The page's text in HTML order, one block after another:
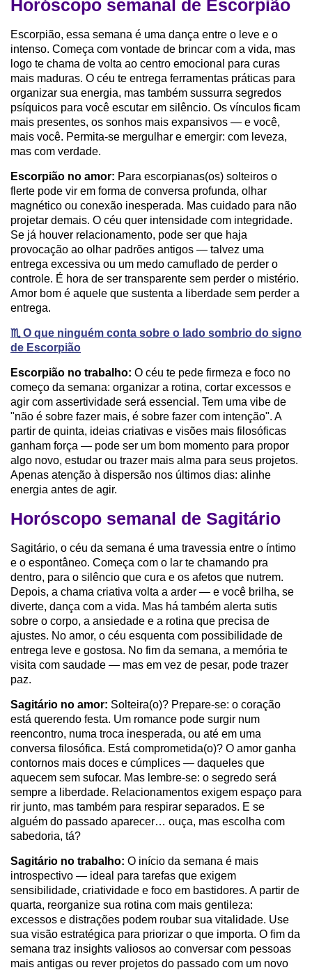
Horóscopo semanal de Escorpião
Escorpião, essa semana é uma dança entre o leve e o
intenso. Começa com vontade de brincar com a vida, mas
logo te chama de volta ao centro emocional para curas
mais maduras. O céu te entrega ferramentas práticas para
organizar sua energia, mas também sussurra segredos
psíquicos para você escutar em silêncio. Os vínculos ficam
mais presentes, os sonhos mais expansivos — e você,
mais você. Permita-se mergulhar e emergir: com leveza,
mas com verdade.
Escorpião no amor: Para escorpianas(os) solteiros o
flerte pode vir em forma de conversa profunda, olhar
magnético ou conexão inesperada. Mas cuidado para não
projetar demais. O céu quer intensidade com integridade.
Se já houver relacionamento, pode ser que haja
provocação ao olhar padrões antigos — talvez uma
entrega excessiva ou um medo camuflado de perder o
controle. É hora de ser transparente sem perder o mistério.
Amor bom é aquele que sustenta a liberdade sem perder a
entrega.
♏️ O que ninguém conta sobre o lado sombrio do signo
de Escorpião
Escorpião no trabalho: O céu te pede firmeza e foco no
começo da semana: organizar a rotina, cortar excessos e
agir com assertividade será essencial. Tem uma vibe de
"não é sobre fazer mais, é sobre fazer com intenção". A
partir de quinta, ideias criativas e visões mais filosóficas
ganham força — pode ser um bom momento para propor
algo novo, estudar ou trazer mais alma para seus projetos.
Apenas atenção à dispersão nos últimos dias: alinhe
energia antes de agir.
Horóscopo semanal de Sagitário
Sagitário, o céu da semana é uma travessia entre o íntimo
e o espontâneo. Começa com o lar te chamando pra
dentro, para o silêncio que cura e os afetos que nutrem.
Depois, a chama criativa volta a arder — e você brilha, se
diverte, dança com a vida. Mas há também alerta sutis
sobre o corpo, a ansiedade e a rotina que precisa de
ajustes. No amor, o céu esquenta com possibilidade de
entrega leve e gostosa. No fim da semana, a memória te
visita com saudade — mas em vez de pesar, pode trazer
paz.
Sagitário no amor: Solteira(o)? Prepare-se: o coração
está querendo festa. Um romance pode surgir num
reencontro, numa troca inesperada, ou até em uma
conversa filosófica. Está comprometida(o)? O amor ganha
contornos mais doces e cúmplices — daqueles que
aquecem sem sufocar. Mas lembre-se: o segredo será
sempre a liberdade. Relacionamentos exigem espaço para
rir junto, mas também para respirar separados. E se
alguém do passado aparecer… ouça, mas escolha com
sabedoria, tá?
Sagitário no trabalho: O início da semana é mais
introspectivo — ideal para tarefas que exigem
sensibilidade, criatividade e foco em bastidores. A partir de
quarta, reorganize sua rotina com mais gentileza:
excessos e distrações podem roubar sua vitalidade. Use
sua visão estratégica para priorizar o que importa. O fim da
semana traz insights valiosos ao conversar com pessoas
mais antigas ou rever projetos do passado com um novo